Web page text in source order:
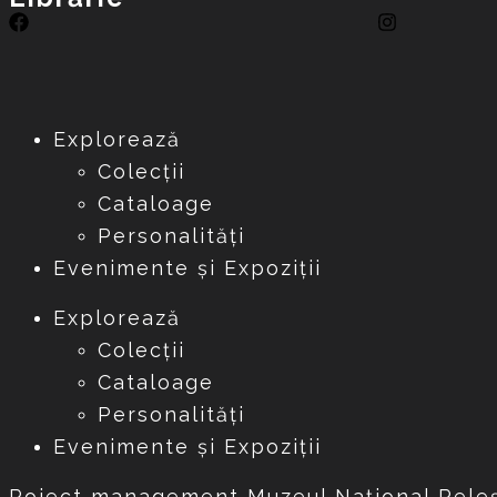
Explorează
Colecții
Cataloage
Personalități
Evenimente și Expoziții
Explorează
Colecții
Cataloage
Personalități
Evenimente și Expoziții